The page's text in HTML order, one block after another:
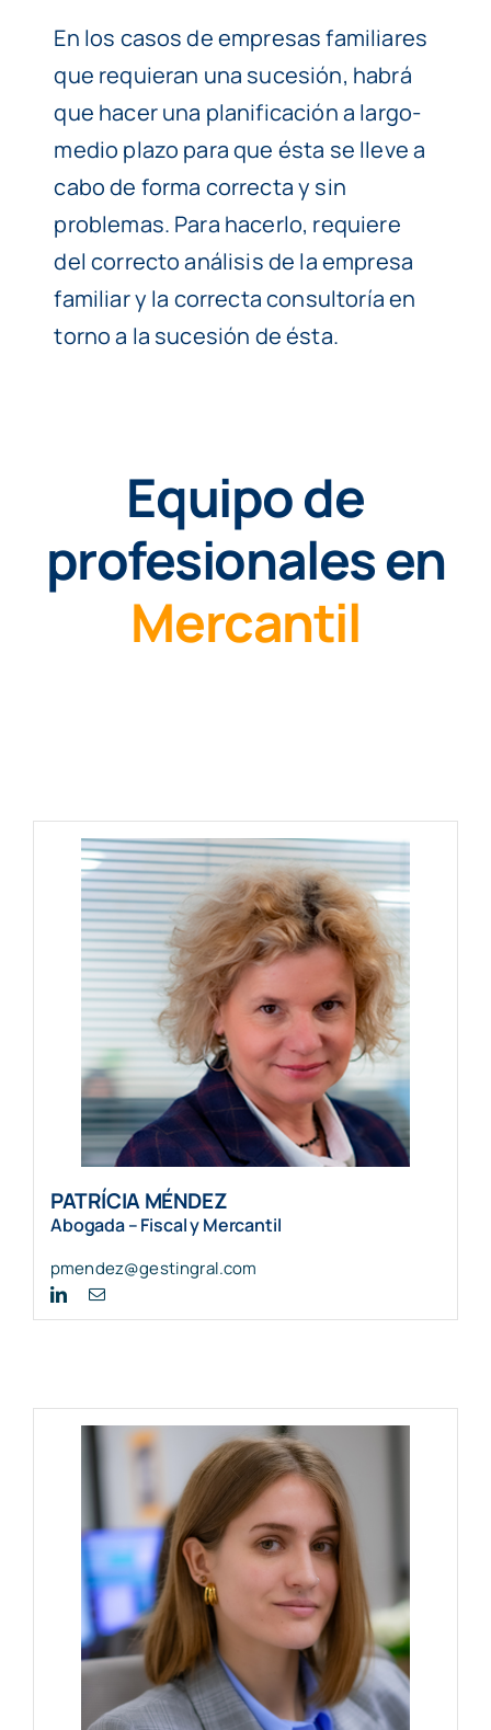
En los casos de empresas familiares
que requieran una sucesión, habrá
que hacer una planificación a largo-
medio plazo para que ésta se lleve a
cabo de forma correcta y sin
problemas. Para hacerlo, requiere
del correcto análisis de la empresa
familiar y la correcta consultoría en
torno a la sucesión de ésta.
Equipo de
profesionales en
Mercantil
PATRÍCIA MÉNDEZ
Abogada – Fiscal y Mercantil
pmendez@gestingral.com